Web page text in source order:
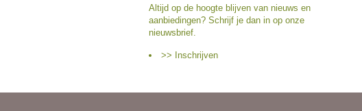
Altijd op de hoogte blijven van nieuws en
aanbiedingen? Schrijf je dan in op onze
nieuwsbrief.
>> Inschrijven